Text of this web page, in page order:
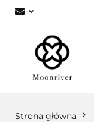
Strona główna